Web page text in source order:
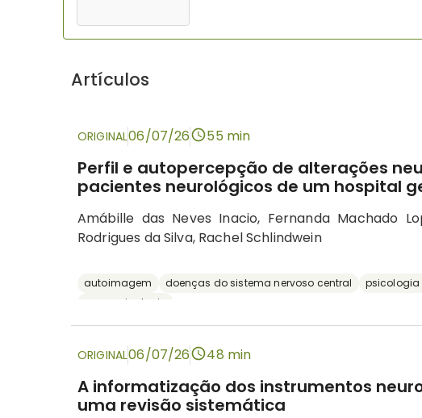
Artículos
ORIGINAL06/07/26 55 min
Perfil e autopercepção de alterações
pacientes neurológicos de um hospital
Amábille das Neves Inacio, Fernanda Machado
Rodrigues da Silva, Rachel Schlindwein
autoimagem doenças do sistema nervoso central
neuropsicologia
ORIGINAL06/07/26 48 min
A informatização dos instrumentos
uma revisão sistemática